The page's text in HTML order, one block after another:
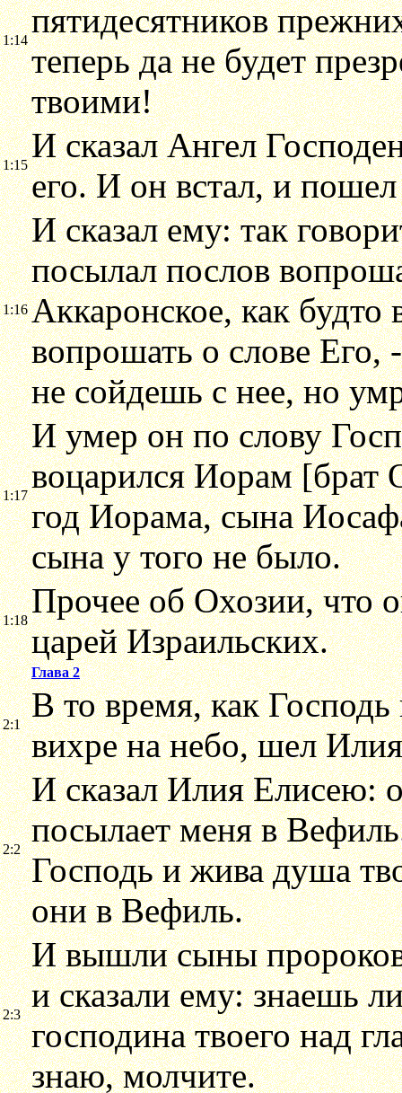
1:14
пятидесятников
теперь да не будет
твоими!
1:15
И сказал Ангел
его. И он встал, и
1:16
И сказал ему: так
посылал послов
Аккаронское, как будто
вопрошать о слове Его,
не сойдешь с нее, но
1:17
И умер он по слову
воцарился Иорам [брат
год Иорама, сына
сына у того не было.
1:18
Прочее об Охозии, что
царей Израильских.
Глава 2
2:1
В то время, как
вихре на небо, шел
2:2
И сказал Илия Елисею:
посылает меня в
Господь и жива душа
они в Вефиль.
2:3
И вышли сыны
и сказали ему: знаешь
господина твоего над
знаю, молчите.